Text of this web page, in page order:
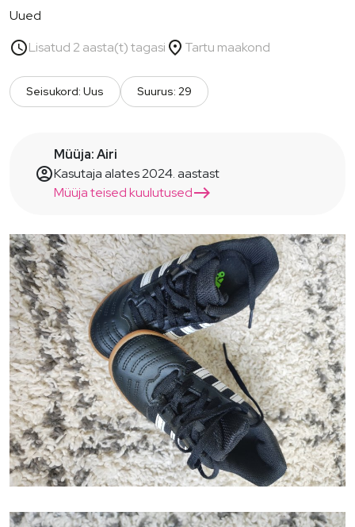
Uued
scheduleLisatud 2 aasta(t) tagasi place Tartu maakond
Seisukord: Uus Suurus: 29
account_circle
Müüja: Airi
Kasutaja alates 2024. aastast
Müüja teised kuulutusedeast